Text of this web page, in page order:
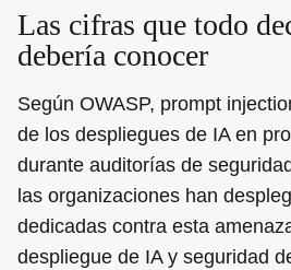
Las cifras que todo
debería conocer
Según OWASP, prompt
de los despliegues de IA en
durante auditorías de
las organizaciones han
dedicadas contra esta
despliegue de IA y seguridad